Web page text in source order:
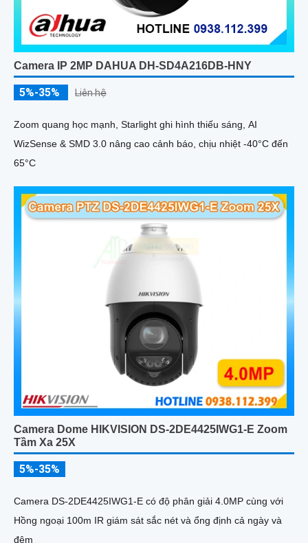
Camera IP 2MP DAHUA DH-SD4A216DB-HNY
5%-35% Liên hệ
Zoom quang học mạnh, Starlight ghi hình thiếu sáng, AI
WizSense & SMD 3.0 nâng cao cảnh báo, chịu nhiệt -40°C đến
65°C
Camera Dome HIKVISION DS-2DE4425IWG1-E Zoom
Tầm Xa 25X
5%-35%
Camera DS-2DE4425IWG1-E có độ phân giải 4.0MP cùng với
Hồng ngoại 100m IR giám sát sắc nét và ổng định cả ngày và
đêm